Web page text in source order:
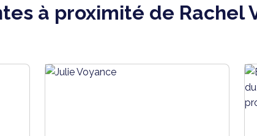
à proximité de Rachel